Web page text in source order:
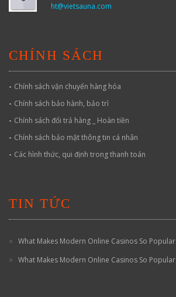
ht@vietsauna.com
CHÍNH SÁCH
- Chính sách vận chuyển hàng hóa
- Chính sách bảo hành, bảo trì
- Chính sách đổi trả hàng _ Hoàn tiền
- Chính sách bảo mật thông tin cá nhân
- Các hình thức, qui định trong thanh toán
TIN TỨC
What Makes Modern Online Casinos So Popular
What Makes Modern Online Casinos So Popular